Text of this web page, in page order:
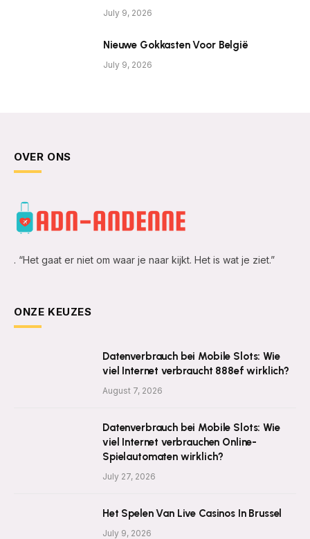
July 9, 2026
Nieuwe Gokkasten Voor België
July 9, 2026
OVER ONS
. “Het gaat er niet om waar je naar kijkt. Het is wat je ziet.”
ONZE KEUZES
Datenverbrauch bei Mobile Slots: Wie
viel Internet verbraucht 888ef wirklich?
August 7, 2026
Datenverbrauch bei Mobile Slots: Wie
viel Internet verbrauchen Online-
Spielautomaten wirklich?
July 27, 2026
Het Spelen Van Live Casinos In Brussel
July 9, 2026